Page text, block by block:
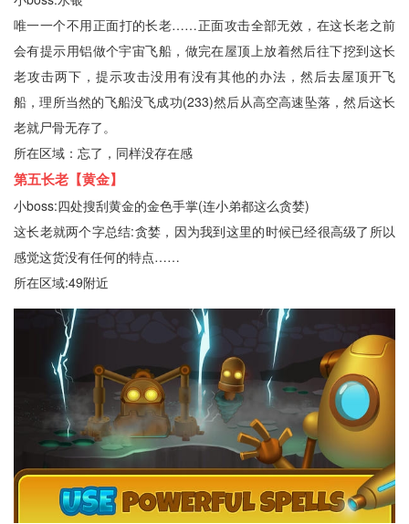
唯一一个不用正面打的长老……正面攻击全部无效，在这长老之前
会有提示用铝做个宇宙飞船，做完在屋顶上放着然后往下挖到这长
老攻击两下，提示攻击没用有没有其他的办法，然后去屋顶开飞
船，理所当然的飞船没飞成功(233)然后从高空高速坠落，然后这长
老就尸骨无存了。
所在区域：忘了，同样没存在感
第五长老【黄金】
小boss:四处搜刮黄金的金色手掌(连小弟都这么贪婪)
这长老就两个字总结:贪婪，因为我到这里的时候已经很高级了所以
感觉这货没有任何的特点……
所在区域:49附近